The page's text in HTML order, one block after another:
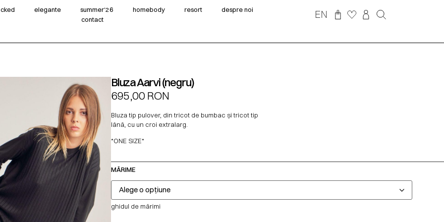
elegante summer‘26 homebody resort
despre noi
contact
EN
Bluza Aarvi (negru)
695,00RON
Bluza tip pulover, din tricot de bumbac și tricot tip
lână, cu un croi extralarg.
*ONE SIZE*
MĂRIME
ghidul de mărimi